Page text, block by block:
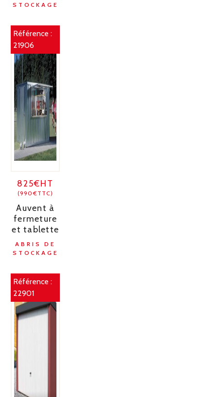
STOCKAGE
Référence :
21906
825€HT
(990€TTC)
Auvent à
fermeture
et tablette
ABRIS DE
STOCKAGE
Référence :
22901